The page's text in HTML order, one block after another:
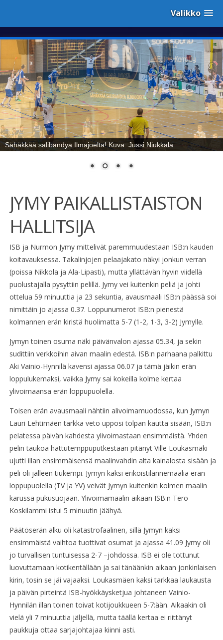
Valikko
Sähäkkää salibandya Ilmajoelta! Kuva: Jussi Niukkala
JYMY PAIKALLISTAISTON
HALLITSIJA
ISB ja Nurmon Jymy mittelivät paremmuudestaan ISB:n kauden
koitavauksessa. Takalinjojen pelaajakato näkyi jonkun verran
(poissa Nikkola ja Ala-Lipasti), mutta yllättävän hyvin viidellä
puolustajalla pysyttiin pelillä. Jymy vei kuitenkin peliä ja johti
ottelua 59 minuuttia ja 23 sekuntia, avausmaali ISB:n päässä soi
nimittäin jo ajassa 0.37. Loppunumerot ISB:n pienestä
kolmannen erän kiristä huolimatta 5-7 (1-2, 1-3, 3-2) Jymylle.
Jymyn toinen osuma näki päivänvalon ajassa 05.34, ja sekin
sudittiin verkkoihin aivan maalin edestä. ISB:n parhaana palkittu
Aki Vainio-Hynnilä kavensi ajassa 06.07 ja tämä jäikin erän
loppulukemaksi, vaikka Jymy sai kokeilla kolme kertaa
ylivoimaansa erän loppupuolella.
Toisen erän avausmaali nähtiin alivoimamuodossa, kun Jymyn
Lauri Lehtimäen tarkka veto upposi tolpan kautta sisään, ISB:n
pelatessa päivän kahdesta ylivoimastaan ensimmäistä. Yhden
pelin taukoa hattutemppuputkestaan pitänyt Ville Loukasmäki
ujutti illan ensimmäisensä maalinvahdin alta kainalosta sisään ja
peli oli jälleen tiukempi. Jymyn kaksi erikoistilannemaalia erän
loppupuolella (TV ja YV) veivät Jymyn kuitenkin kolmen maalin
karussa pukusuojaan. Ylivoimamaalin aikaan ISB:n Tero
Koskilammi istui 5 minuutin jäähyä.
Päätöserän alku oli katastrofaalinen, sillä Jymyn kaksi
ensimmäistä vaihtoa tuottivat osumat ja ajassa 41.09 Jymy oli
jo turvallisen tuntuisessa 2-7 –johdossa. ISB ei ole tottunut
luovuttamaan kotikentällään ja sai tänäänkin aikaan jonkinlaisen
kirin, tosin se jäi vajaaksi. Loukasmäen kaksi tarkkaa laukausta
ja päivän pirteintä ISB-hyökkäysketjua johtaneen Vainio-
Hynnilän illan toinen toivat kotijoukkueen 5-7:ään. Aikaakin oli
vielä yli 7 minuuttia jäljellä, mutta täällä kertaa ei riittänyt
paukkuja ottaa sarjajohtajaa kiinni asti.